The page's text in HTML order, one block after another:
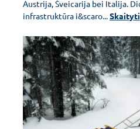
Austrija, Šveicarija bei Italija.
infrastruktūra i&scaro...Skaityti